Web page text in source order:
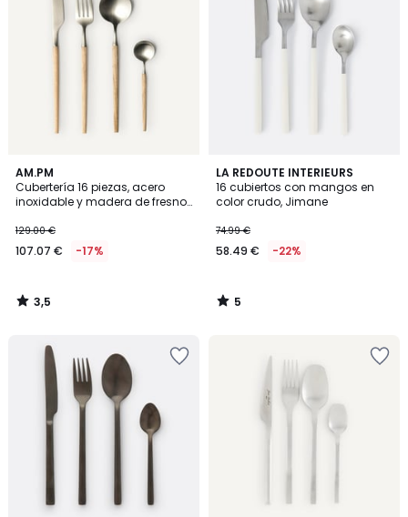
AM.PM
Cubertería 16 piezas, acero
inoxidable y madera de fresno,
129.00 €
107.07 € -17%
3,5
/ 5
3,5
/
LA REDOUTE INTERIEURS
16 cubiertos con mangos en
color crudo, Jimane
74.99 €
58.49 € -22%
5
/
5
5
/